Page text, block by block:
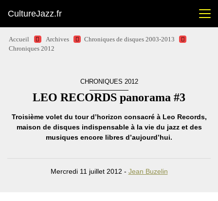
CultureJazz.fr
Accueil Archives
Chroniques de disques 2003-2013
Chroniques 2012
CHRONIQUES 2012
LEO RECORDS panorama #3
Troisième volet du tour d’horizon consacré à Leo Records,
maison de disques indispensable à la vie du jazz et des
musiques encore libres d’aujourd’hui.
Mercredi 11 juillet 2012 - Jean Buzelin